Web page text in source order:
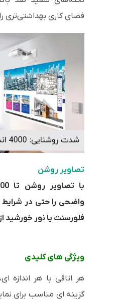
فضای کاری بهداشتی‌تری
تصاویر روشن
واضحی را حتی در
فلورسنت یا نور خورشید
ویژگی های کلیدی
هر اتاقی با هر اندازه ای،
گزینه‌ ای مناسب برای